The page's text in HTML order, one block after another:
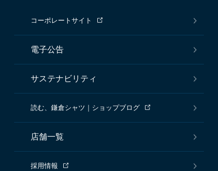
コーポレートサイト
電子公告
サステナビリティ
読む、鎌倉シャツ｜ショップブログ
店舗一覧
採用情報